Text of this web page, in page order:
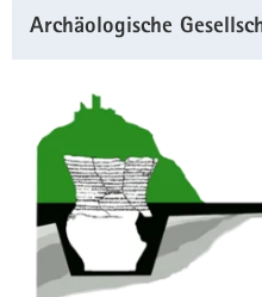
Archäologische